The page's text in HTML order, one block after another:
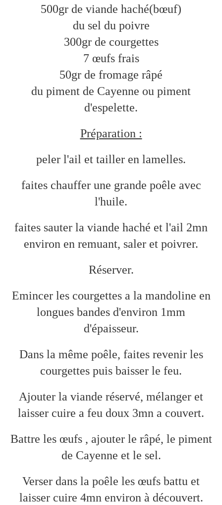
500gr de viande haché(bœuf)
du sel du poivre
300gr de courgettes
7 œufs frais
50gr de fromage râpé
du piment de Cayenne ou piment
d'espelette.
Préparation :
peler l'ail et tailler en lamelles.
faites chauffer une grande poêle avec
l'huile.
faites sauter la viande haché et l'ail 2mn
environ en remuant, saler et poivrer.
Réserver.
Emincer les courgettes a la mandoline en
longues bandes d'environ 1mm
d'épaisseur.
Dans la même poêle, faites revenir les
courgettes puis baisser le feu.
Ajouter la viande réservé, mélanger et
laisser cuire a feu doux 3mn a couvert.
Battre les œufs , ajouter le râpé, le piment
de Cayenne et le sel.
Verser dans la poêle les œufs battu et
laisser cuire 4mn environ à découvert.